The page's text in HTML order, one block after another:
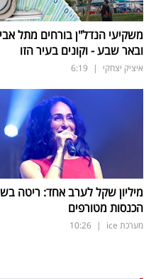
משקיעי הנדל"ן בורחים מתל
ובאר שבע - וקונים בעיר הזו
איציק יצחקי |
6:19
מיליון שקל לערב אחד: ריטה
הכנסות מטורפים
מערכת ice |
10:26